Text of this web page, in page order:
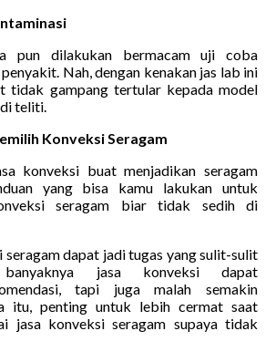
pun dilakukan bermacam uji coba
Nah, dengan kenakan jas lab ini
tidak gampang tertular kepada model
teliti.
Konveksi Seragam
konveksi buat menjadikan seragam
yang bisa kamu lakukan untuk
seragam biar tidak sedih di
dapat jadi tugas yang sulit-sulit
jasa konveksi dapat
tapi juga malah semakin
itu, penting untuk lebih cermat saat
jasa konveksi seragam supaya tidak